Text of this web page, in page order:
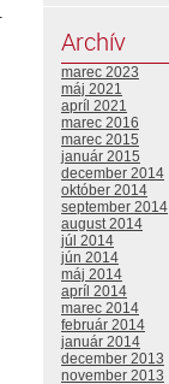
Archív
marec 2023
máj 2021
apríl 2021
marec 2016
marec 2015
január 2015
december 2014
október 2014
september 2014
august 2014
júl 2014
jún 2014
máj 2014
apríl 2014
marec 2014
február 2014
január 2014
december 2013
november 2013